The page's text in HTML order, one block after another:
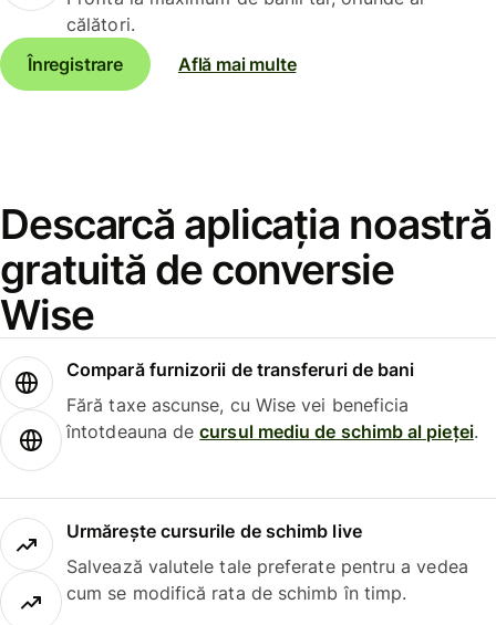
călători.
Înregistrare
Află mai multe
Descarcă aplicația noastră
gratuită de conversie
Wise
Compară furnizorii de transferuri de bani
Fără taxe ascunse, cu Wise vei beneficia
întotdeauna decursul mediu de schimb al pieței.
Urmărește cursurile de schimb live
Salvează valutele tale preferate pentru a vedea
cum se modifică rata de schimb în timp.